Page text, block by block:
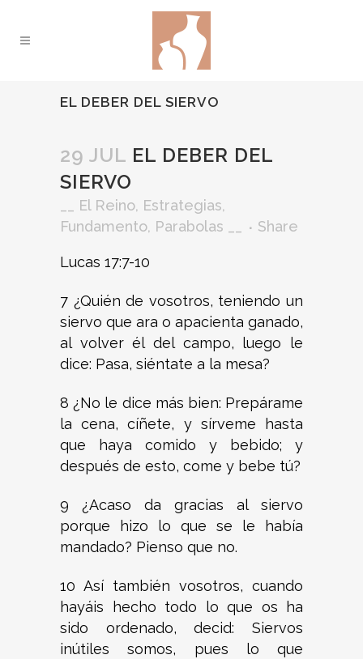
EL DEBER DEL SIERVO
29 JUL EL DEBER DEL
SIERVO
El Reino, Estrategias,
Fundamento, Parabolas Share
Lucas 17:7-10
7 ¿Quién de vosotros, teniendo un
siervo que ara o apacienta ganado,
al volver él del campo, luego le
dice: Pasa, siéntate a la mesa?
8 ¿No le dice más bien: Prepárame
la cena, cíñete, y sírveme hasta
que haya comido y bebido; y
después de esto, come y bebe tú?
9 ¿Acaso da gracias al siervo
porque hizo lo que se le había
mandado? Pienso que no.
10 Así también vosotros, cuando
hayáis hecho todo lo que os ha
sido ordenado, decid: Siervos
inútiles somos, pues lo que